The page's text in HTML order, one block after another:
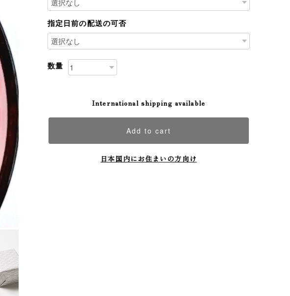
指定日前の配送の可否
数量
International shipping available
Add to cart
日本国内にお住まいの方向け